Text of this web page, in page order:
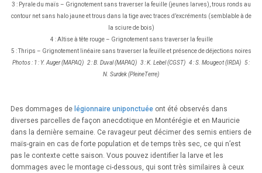
3 : Pyrale du maïs – Grignotement sans traverser la feuille (jeunes larves), trous ronds au
contour net sans halo jaune et trous dans la tige avec traces d’excréments (semblable à de
la sciure de bois)
4 : Altise à tête rouge – Grignotement sans traverser la feuille
5 : Thrips – Grignotement linéaire sans traverser la feuille et présence de déjections noires
Photos : 1 : Y. Auger (MAPAQ) 2 : B. Duval (MAPAQ) 3 : K. Lebel (CGST) 4 : S. Mougeot (IRDA) 5 :
N. Surdek (PleineTerre)
Des dommages de légionnaire uniponctuée ont été observés dans
diverses parcelles de façon anecdotique en Montérégie et en Mauricie
dans la dernière semaine. Ce ravageur peut décimer des semis entiers de
maïs-grain en cas de forte population et de temps très sec, ce qui n’est
pas le contexte cette saison. Vous pouvez identifier la larve et les
dommages avec le montage ci-dessous, qui sont très similaires à ceux